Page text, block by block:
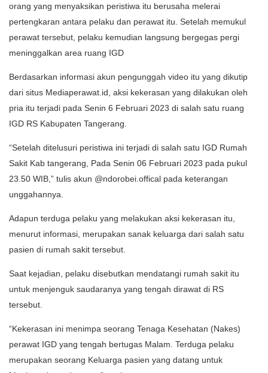
orang yang menyaksikan peristiwa itu berusaha melerai
pertengkaran antara pelaku dan perawat itu. Setelah memukul
perawat tersebut, pelaku kemudian langsung bergegas pergi
meninggalkan area ruang IGD
Berdasarkan informasi akun pengunggah video itu yang dikutip
dari situs Mediaperawat.id, aksi kekerasan yang dilakukan oleh
pria itu terjadi pada Senin 6 Februari 2023 di salah satu ruang
IGD RS Kabupaten Tangerang.
“Setelah ditelusuri peristiwa ini terjadi di salah satu IGD Rumah
Sakit Kab tangerang, Pada Senin 06 Februari 2023 pada pukul
23.50 WIB,” tulis akun @ndorobei.offical pada keterangan
unggahannya.
Adapun terduga pelaku yang melakukan aksi kekerasan itu,
menurut informasi, merupakan sanak keluarga dari salah satu
pasien di rumah sakit tersebut.
Saat kejadian, pelaku disebutkan mendatangi rumah sakit itu
untuk menjenguk saudaranya yang tengah dirawat di RS
tersebut.
“Kekerasan ini menimpa seorang Tenaga Kesehatan (Nakes)
perawat IGD yang tengah bertugas Malam. Terduga pelaku
merupakan seorang Keluarga pasien yang datang untuk